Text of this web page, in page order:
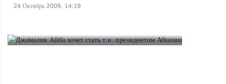
24 Октябрь 2009, 14:19